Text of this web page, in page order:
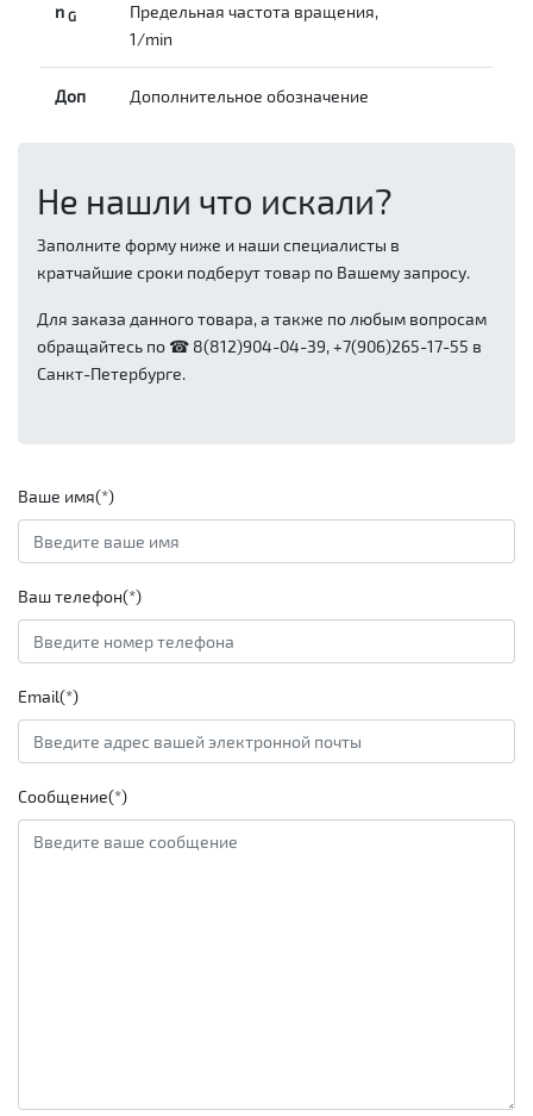
n G
Предельная частота вращения,
1/min
Доп Дополнительное обозначение
Не нашли что искали?
Заполните форму ниже и наши специалисты в
кратчайшие сроки подберут товар по Вашему запросу.
Для заказа данного товара, а также по любым вопросам
обращайтесь по ☎ 8(812)904-04-39, +7(906)265-17-55 в
Санкт-Петербурге.
Ваше имя(*)
Ваш телефон(*)
Email(*)
Сообщение(*)